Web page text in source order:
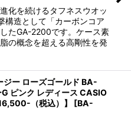
化を続けるタフネスウオッ
構造として「カーボンコア
たGA-2200です。ケース素
の概念を超える高剛性を発
ジー ローズゴールド BA-
ピンク レディース CASIO
（税込）】
[BA-